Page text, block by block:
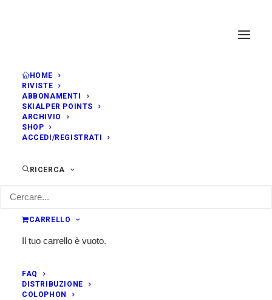
HOME
RIVISTE
ABBONAMENTI
SKIALPER POINTS
ARCHIVIO
SHOP
ACCEDI/REGISTRATI
RICERCA
CARRELLO
Il tuo carrello è vuoto.
FAQ
DISTRIBUZIONE
COLOPHON